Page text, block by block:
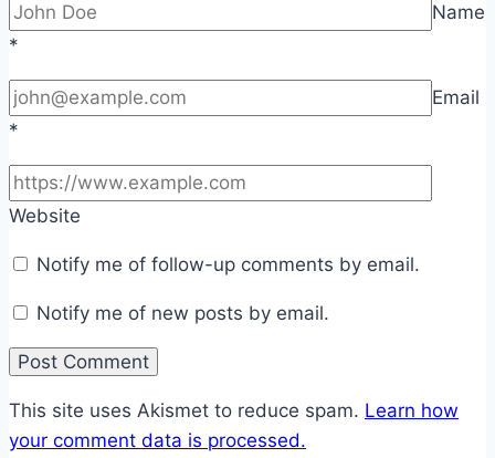
Name
*
Email
*
Website
Notify me of follow-up comments by email.
Notify me of new posts by email.
This site uses Akismet to reduce spam. Learn how
your comment data is processed.